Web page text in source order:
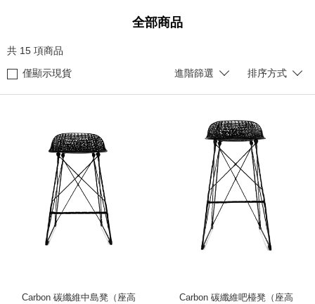
全部商品
共 15 項商品
僅顯示現貨
進階篩選 排序方式
Carbon 碳纖維中島凳（座高
Carbon 碳纖維吧檯凳（座高